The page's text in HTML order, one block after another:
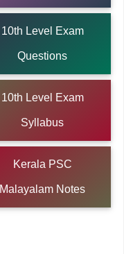
10th Level Exam
Questions
10th Level Exam
Syllabus
Kerala PSC
Malayalam Notes